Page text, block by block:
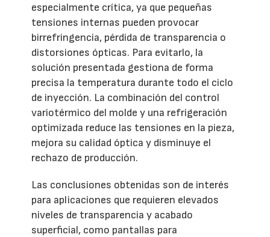
especialmente crítica, ya que pequeñas
tensiones internas pueden provocar
birrefringencia, pérdida de transparencia o
distorsiones ópticas. Para evitarlo, la
solución presentada gestiona de forma
precisa la temperatura durante todo el ciclo
de inyección. La combinación del control
variotérmico del molde y una refrigeración
optimizada reduce las tensiones en la pieza,
mejora su calidad óptica y disminuye el
rechazo de producción.
Las conclusiones obtenidas son de interés
para aplicaciones que requieren elevados
niveles de transparencia y acabado
superficial, como pantallas para